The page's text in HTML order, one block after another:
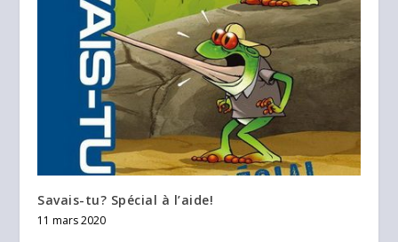
Savais-tu? Spécial à l’aide!
11 mars 2020